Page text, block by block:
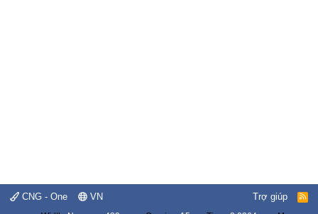
CNG - One VN Trợ giúp
R